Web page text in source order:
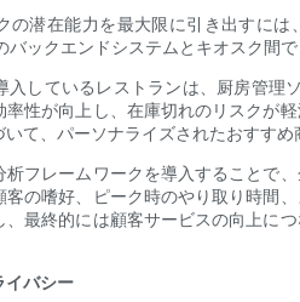
の潜在能力を最大限に引き出すに
バックエンドシステムとキオスク間
入しているレストランは、厨房管理
率性が向上し、在庫切れのリスクが
て、パーソナライズされたおすす
析フレームワークを導入することで
客の嗜好、ピーク時のやり取り時間
、最終的には顧客サービスの向上に
イバシー